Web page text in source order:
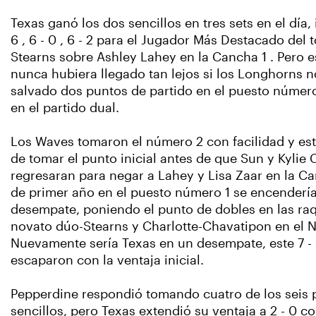
Texas ganó los dos sencillos en tres sets en el
6 , 6 - 0 , 6 - 2 para el Jugador Más Destacado del
Stearns sobre Ashley Lahey en la Cancha 1 . Pero
nunca hubiera llegado tan lejos si los Longhorns
salvado dos puntos de partido en el puesto
en el partido dual.
Los Waves tomaron el número 2 con facilidad y
de tomar el punto inicial antes de que Sun y Kylie
regresaran para negar a Lahey y Lisa Zaar en la
de primer año en el puesto número 1 se
desempate, poniendo el punto de dobles en las
novato dúo-Stearns y Charlotte-Chavatipon en el
Nuevamente sería Texas en un desempate, este 7
escaparon con la ventaja inicial.
Pepperdine respondió tomando cuatro de los seis
sencillos, pero Texas extendió su ventaja a 2 - 0